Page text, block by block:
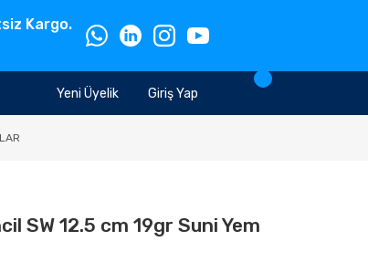
Kargo.
Giriş Yap
Yeni Üyelik
SW 12.5 cm 19gr Suni Yem